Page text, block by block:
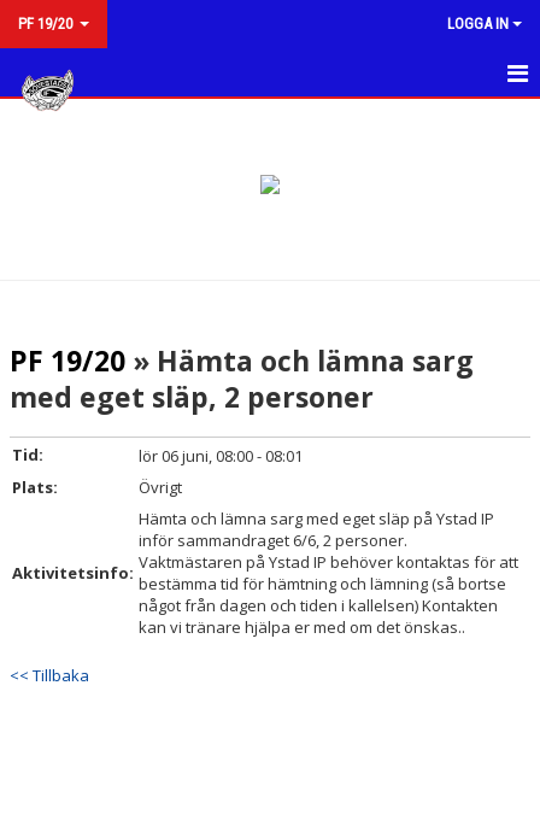
PF 19/20 LOGGA IN
BILDGALLERI
DOKUMENT
KONTAKT
PF 19/20 » Hämta och lämna sarg
med eget släp, 2 personer
Tid:
lör 06 juni, 08:00 - 08:01
Plats:
Övrigt
Aktivitetsinfo:
Hämta och lämna sarg med eget släp på Ystad IP
inför sammandraget 6/6, 2 personer.
Vaktmästaren på Ystad IP behöver kontaktas för att
bestämma tid för hämtning och lämning (så bortse
något från dagen och tiden i kallelsen) Kontakten
kan vi tränare hjälpa er med om det önskas..
<< Tillbaka